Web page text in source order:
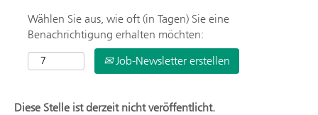
Wählen Sie aus, wie oft (in Tagen) Sie eine
Benachrichtigung erhalten möchten:
Job-Newsletter erstellen
Diese Stelle ist derzeit nicht veröffentlicht.